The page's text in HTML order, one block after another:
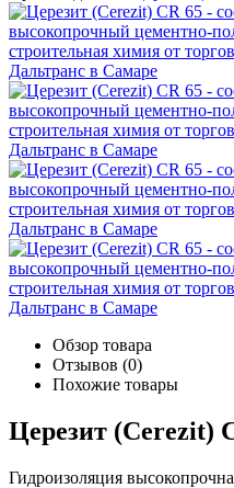
Обзор товара
Отзывов (0)
Похожие товары
Церезит (Cerezit)
Гидроизоляция